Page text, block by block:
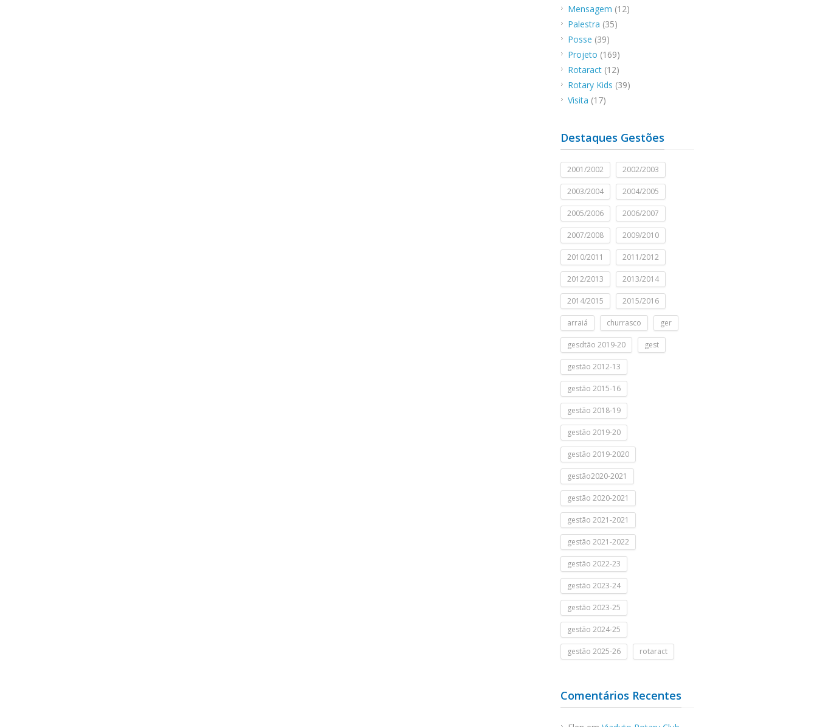
Mensagem (12)
Palestra (35)
Posse (39)
Projeto (169)
Rotaract (12)
Rotary Kids (39)
Visita (17)
Destaques Gestões
2001/2002 2002/2003
2003/2004 2004/2005
2005/2006 2006/2007
2007/2008 2009/2010
2010/2011 2011/2012
2012/2013 2013/2014
2014/2015 2015/2016
arraiá churrasco ger
gesdtão 2019-20 gest
gestão 2012-13
gestão 2015-16
gestão 2018-19
gestão 2019-20
gestão 2019-2020
gestão2020-2021
gestão 2020-2021
gestão 2021-2021
gestão 2021-2022
gestão 2022-23
gestão 2023-24
gestão 2023-25
gestão 2024-25
gestão 2025-26 rotaract
Comentários Recentes